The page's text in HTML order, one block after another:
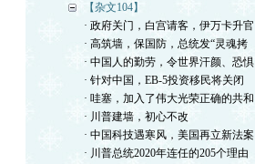
【杂文104】
· 政府关门，白宫请客，伊万卡升官
· 高筑墙，保国防，总统发“灵魂拷
· 中国人的勤劳，令世界汗颜、恐惧
· 针对中国，EB-5投资移民将关闭
· 哇塞，加入了伟大光荣正确的共和
· 川普建墙，初心不改
· 中国科技遇寒风，美国再立新法案
· 川普总统2020年连任的205个理由